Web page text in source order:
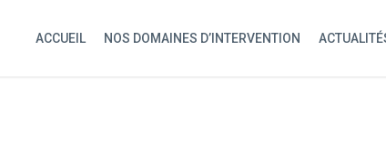
ACCUEIL NOS DOMAINES D’INTERVENTION